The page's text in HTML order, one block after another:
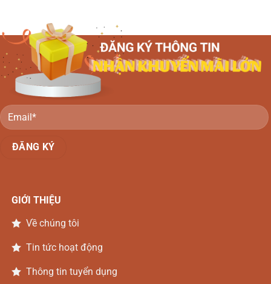
GIỚI THIỆU
Về chúng tôi
Tin tức hoạt động
Thông tin tuyển dụng